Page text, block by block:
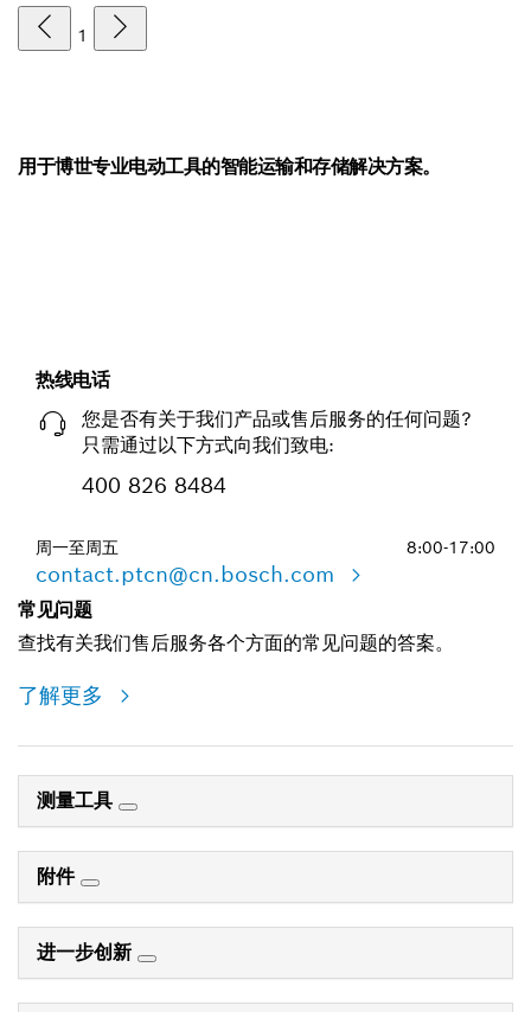
1
用于博世专业电动工具的智能运输和存储解决方案。
热线电话
您是否有关于我们产品或售后服务的任何问题?
只需通过以下方式向我们致电:
400 826 8484
周一至周五 8:00-17:00
contact.ptcn@cn.bosch.com
常见问题
查找有关我们售后服务各个方面的常见问题的答案。
了解更多
测量工具
附件
进一步创新